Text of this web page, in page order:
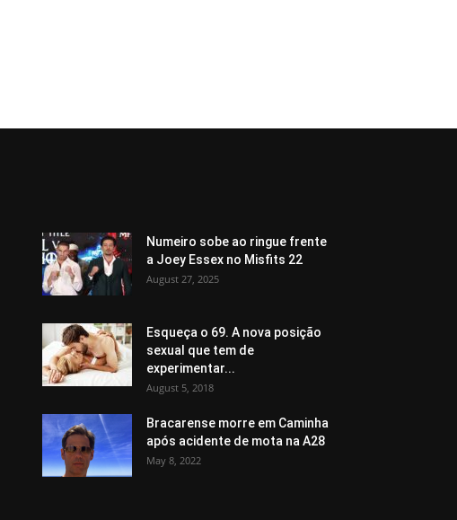
Numeiro sobe ao ringue frente
a Joey Essex no Misfits 22
August 27, 2025
Esqueça o 69. A nova posição
sexual que tem de
experimentar...
August 5, 2018
Bracarense morre em Caminha
após acidente de mota na A28
May 8, 2022